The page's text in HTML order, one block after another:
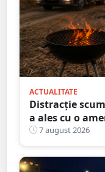
ACTUALITATE
Distracție
a ales cu o
7 august 2026